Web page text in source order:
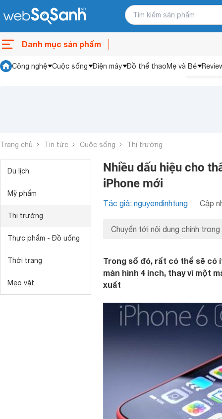
Danh mục sản phẩm
Công nghệ Cuộc sống Điện máy Đồ thể thaoMẹ và Bé
Trang chủ Tin tức Cuộc sống Thị trường
Du lịch
Mỹ phẩm
Thị trường
Thực phẩm - Đồ uống
Thời trang
Mẹo vặt
Nhiều dấu hiệu cho
iPhone mới
Tác giả: nguyendinhtung Cập
Chuyển tới nội dung chính trong
Trong số đó, rất có thể sẽ
màn hình 4 inch, thay vì một
xuất